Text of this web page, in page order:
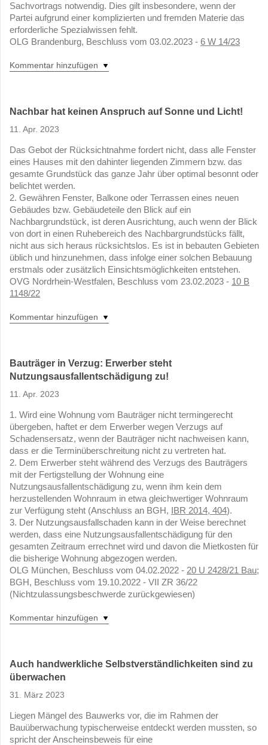
Sachvortrags notwendig. Dies gilt insbesondere, wenn der
Partei aufgrund einer komplizierten und fremden Materie das
erforderliche Spezialwissen fehlt.
OLG Brandenburg, Beschluss vom 03.02.2023 - 6 W 14/23
Kommentar hinzufügen
Nachbar hat keinen Anspruch auf Sonne und Licht!
11. Apr. 2023
Das Gebot der Rücksichtnahme fordert nicht, dass alle Fenster
eines Hauses mit den dahinter liegenden Zimmern bzw. das
gesamte Grundstück das ganze Jahr über optimal besonnt oder
belichtet werden.
2. Gewähren Fenster, Balkone oder Terrassen eines neuen
Gebäudes bzw. Gebäudeteile den Blick auf ein
Nachbargrundstück, ist deren Ausrichtung, auch wenn der Blick
von dort in einen Ruhebereich des Nachbargrundstücks fällt,
nicht aus sich heraus rücksichtslos. Es ist in bebauten Gebieten
üblich und hinzunehmen, dass infolge einer solchen Bebauung
erstmals oder zusätzlich Einsichtsmöglichkeiten entstehen.
OVG Nordrhein-Westfalen, Beschluss vom 23.02.2023 - 10 B
1148/22
Kommentar hinzufügen
Bauträger in Verzug: Erwerber steht
Nutzungsausfallentschädigung zu!
11. Apr. 2023
1. Wird eine Wohnung vom Bauträger nicht termingerecht
übergeben, haftet er dem Erwerber wegen Verzugs auf
Schadensersatz, wenn der Bauträger nicht nachweisen kann,
dass er die Terminüberschreitung nicht zu vertreten hat.
2. Dem Erwerber steht während des Verzugs des Bauträgers
mit der Fertigstellung der Wohnung eine
Nutzungsausfallentschädigung zu, wenn ihm kein dem
herzustellenden Wohnraum in etwa gleichwertiger Wohnraum
zur Verfügung steht (Anschluss an BGH,
IBR 2014, 404).
3. Der Nutzungsausfallschaden kann in der Weise berechnet
werden, dass eine Nutzungsausfallentschädigung für den
gesamten Zeitraum errechnet wird und davon die Mietkosten für
die bisherige Wohnung abgezogen werden.
OLG München, Beschluss vom 04.02.2022 - 20 U 2428/21 Bau;
BGH, Beschluss vom 19.10.2022 - VII ZR 36/22
(Nichtzulassungsbeschwerde zurückgewiesen)
Kommentar hinzufügen
Auch handwerkliche Selbstverständlichkeiten sind zu
überwachen
31. März 2023
Liegen Mängel des Bauwerks vor, die im Rahmen der
Bauüberwachung typischerweise entdeckt werden mussten, so
spricht der Anscheinsbeweis für eine